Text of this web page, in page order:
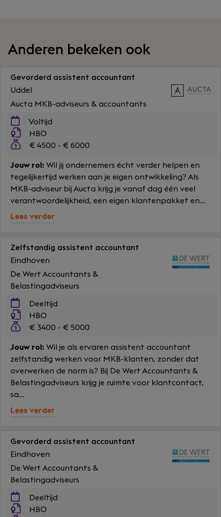
Anderen bekeken ook
Gevorderd assistent accountant
Uddel
Aucta MKB-adviseurs & accountants
Voltijd
HBO
€ 4500 - € 6000
Jouw rol: Wil jij ondernemers écht verder helpen en
tegelijkertijd werken aan je eigen ontwikkeling? Als
MKB-adviseur bij Aucta krijg je vanaf dag één veel
verantwoordelijkheid, een eigen klantenpakket en...
Lees verder
Zelfstandig assistent accountant
Eindhoven
De Wert Accountants &
Belastingadviseurs
Deeltijd
HBO
€ 3400 - € 5000
Jouw rol: Wil je als ervaren assistent accountant
zelfstandig werken voor MKB-klanten, zonder dat
overwerken de norm is? Bij De Wert Accountants &
Belastingadviseurs krijg je ruimte voor klantcontact,
sa...
Lees verder
Gevorderd assistent accountant
Eindhoven
De Wert Accountants &
Belastingadviseurs
Deeltijd
HBO